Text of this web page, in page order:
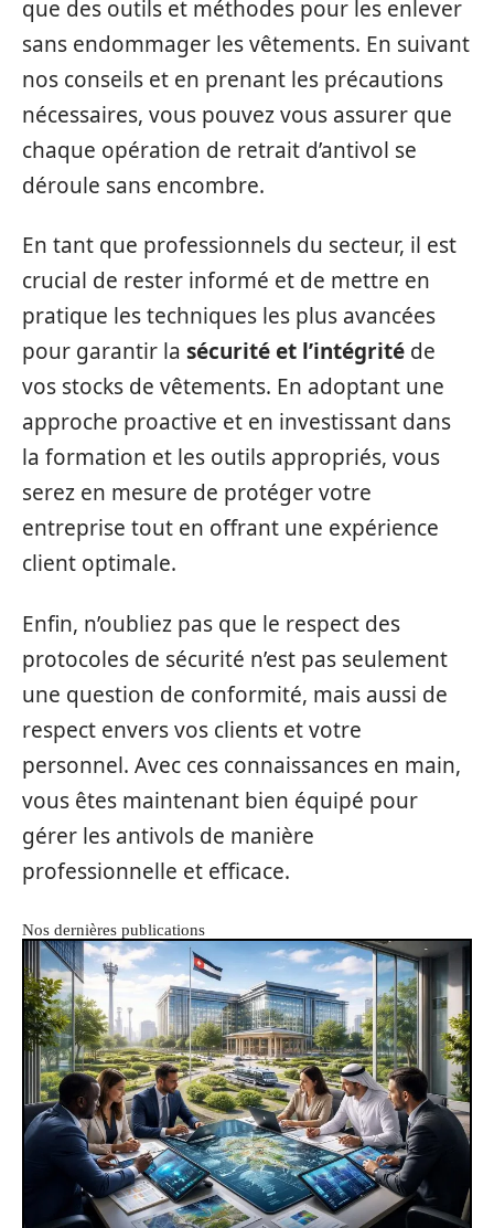
que des outils et méthodes pour les enlever
sans endommager les vêtements. En suivant
nos conseils et en prenant les précautions
nécessaires, vous pouvez vous assurer que
chaque opération de retrait d’antivol se
déroule sans encombre.
En tant que professionnels du secteur, il est
crucial de rester informé et de mettre en
pratique les techniques les plus avancées
pour garantir la sécurité et l’intégrité de
vos stocks de vêtements. En adoptant une
approche proactive et en investissant dans
la formation et les outils appropriés, vous
serez en mesure de protéger votre
entreprise tout en offrant une expérience
client optimale.
Enfin, n’oubliez pas que le respect des
protocoles de sécurité n’est pas seulement
une question de conformité, mais aussi de
respect envers vos clients et votre
personnel. Avec ces connaissances en main,
vous êtes maintenant bien équipé pour
gérer les antivols de manière
professionnelle et efficace.
Nos dernières publications